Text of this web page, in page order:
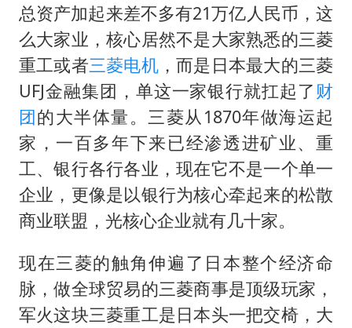
总资产加起来差不多有21万亿人民币，这
么大家业，核心居然不是大家熟悉的三菱
重工或者三菱电机，而是日本最大的三菱
UFJ金融集团，单这一家银行就扛起了 财
团的大半体量。三菱从1870年做海运起
家，一百多年下来已经渗透进矿业、重
工、银行各行各业，现在它不是一个单一
企业，更像是以银行为核心牵起来的松散
商业联盟，光核心企业就有几十家。
现在三菱的触角伸遍了日本整个经济命
脉，做全球贸易的三菱商事是顶级玩家，
军火这块三菱重工是日本头一把交椅，大